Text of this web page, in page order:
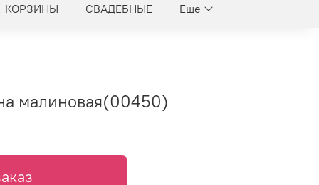
КОРЗИНЫ СВАДЕБНЫЕ Еще
малиновая(00450)